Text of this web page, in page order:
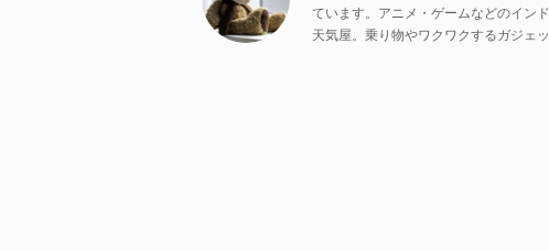
ています。アニメ・ゲームなどのイン
天気屋。乗り物やワクワクするガジェ